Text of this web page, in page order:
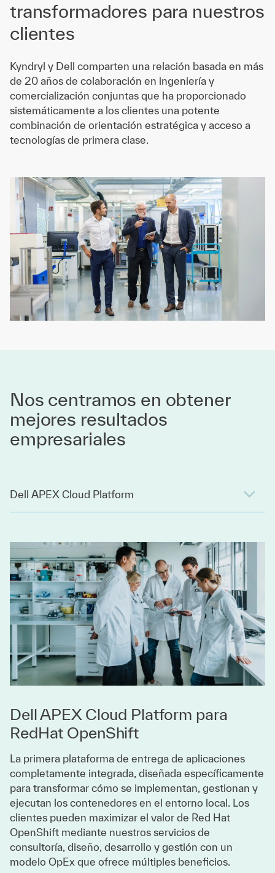
transformadores para nuestros
clientes
Kyndryl y Dell comparten una relación basada en más
de 20 años de colaboración en ingeniería y
comercialización conjuntas que ha proporcionado
sistemáticamente a los clientes una potente
combinación de orientación estratégica y acceso a
tecnologías de primera clase.
Nos centramos en obtener
mejores resultados
empresariales
Dell APEX Cloud Platform
Dell APEX Cloud Platform para
RedHat OpenShift
La primera plataforma de entrega de aplicaciones
completamente integrada, diseñada específicamente
para transformar cómo se implementan, gestionan y
ejecutan los contenedores en el entorno local. Los
clientes pueden maximizar el valor de Red Hat
OpenShift mediante nuestros servicios de
consultoría, diseño, desarrollo y gestión con un
modelo OpEx que ofrece múltiples beneficios.